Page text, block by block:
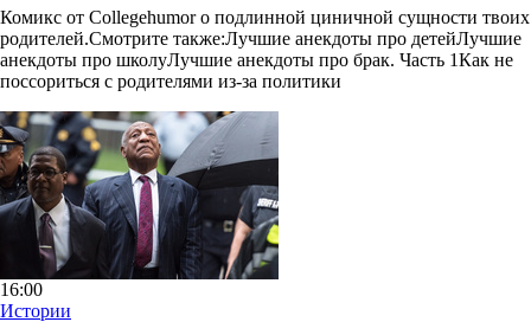
Комикс от Collegehumor о подлинной циничной сущности твоих
родителей.Смотрите также:Лучшие анекдоты про детейЛучшие
анекдоты про школуЛучшие анекдоты про брак. Часть 1Как не
поссориться с родителями из-за политики
16:00
Истории